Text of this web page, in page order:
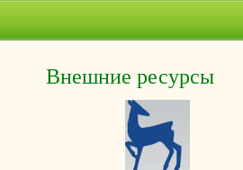
Внешние ресурсы